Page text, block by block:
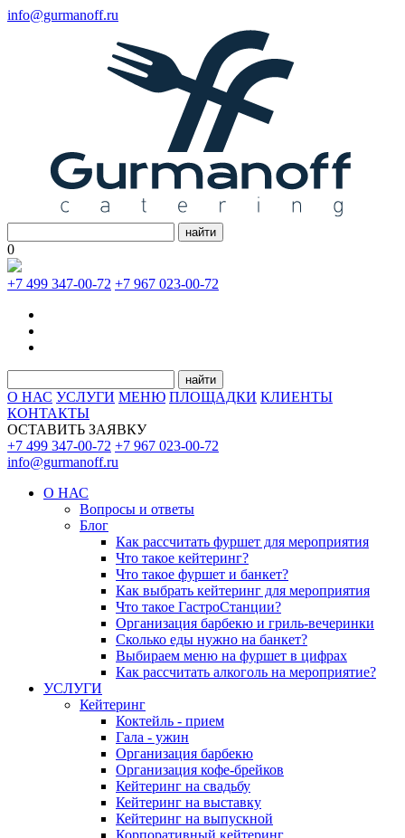
info@gurmanoff.ru
найти
0
+7 499 347-00-72 +7 967 023-00-72
найти
О НАС УСЛУГИ МЕНЮ ПЛОЩАДКИ КЛИЕНТЫ
КОНТАКТЫ
ОСТАВИТЬ ЗАЯВКУ
+7 499 347-00-72 +7 967 023-00-72
info@gurmanoff.ru
О НАС
Вопросы и ответы
Блог
Как рассчитать фуршет для мероприятия
Что такое кейтеринг?
Что такое фуршет и банкет?
Как выбрать кейтеринг для мероприятия
Что такое ГастроСтанции?
Организация барбекю и гриль-вечеринки
Сколько еды нужно на банкет?
Выбираем меню на фуршет в цифрах
Как рассчитать алкоголь на мероприятие?
УСЛУГИ
Кейтеринг
Коктейль - прием
Гала - ужин
Организация барбекю
Организация кофе-брейков
Кейтеринг на свадьбу
Кейтеринг на выставку
Кейтеринг на выпускной
Корпоративный кейтеринг